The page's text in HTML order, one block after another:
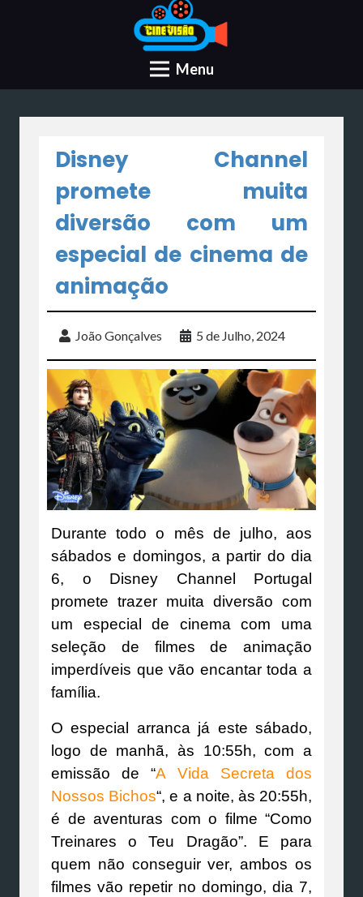
Menu
Disney Channel
promete muita
diversão com um
especial de cinema de
animação
João Gonçalves 5 de Julho, 2024
Durante todo o mês de julho, aos
sábados e domingos, a partir do dia
6, o Disney Channel Portugal
promete trazer muita diversão com
um especial de cinema com uma
seleção de filmes de animação
imperdíveis que vão encantar toda a
família.
O especial arranca já este sábado,
logo de manhã, às 10:55h, com a
emissão de “A Vida Secreta dos
Nossos Bichos“, e a noite, às 20:55h,
é de aventuras com o filme “Como
Treinares o Teu Dragão”. E para
quem não conseguir ver, ambos os
filmes vão repetir no domingo, dia 7,